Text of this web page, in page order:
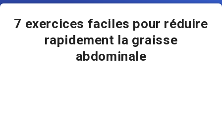
7 exercices faciles pour réduire
rapidement la graisse
abdominale